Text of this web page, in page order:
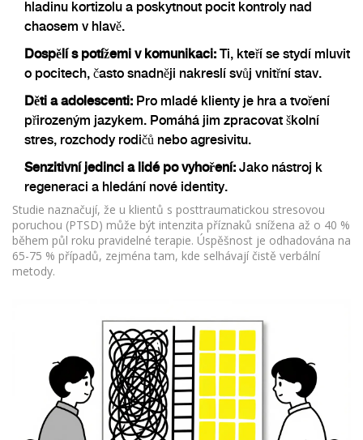
hladinu kortizolu a poskytnout pocit kontroly nad
chaosem v hlavě.
Dospělí s potížemi v komunikaci: Ti, kteří se stydí mluvit
o pocitech, často snadněji nakreslí svůj vnitřní stav.
Děti a adolescenti: Pro mladé klienty je hra a tvoření
přirozeným jazykem. Pomáhá jim zpracovat školní
stres, rozchody rodičů nebo agresivitu.
Senzitivní jedinci a lidé po vyhoření: Jako nástroj k
regeneraci a hledání nové identity.
Studie naznačují, že u klientů s posttraumatickou stresovou
poruchou (PTSD) může být intenzita příznaků snížena až o 40 %
během půl roku pravidelné terapie. Úspěšnost je odhadována na
65-75 % případů, zejména tam, kde selhávají čistě verbální
metody.